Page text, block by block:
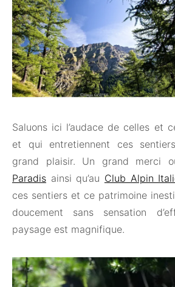
Saluons ici l’audace de celles et
et qui entretiennent ces
grand plaisir. Un grand merci
Paradis ainsi qu’au Club Alpin
ces sentiers et ce patrimoine
doucement sans sensation
paysage est magnifique.